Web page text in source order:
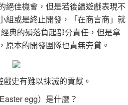
絕佳機會，但是若後續遊戲表現不
組或是終止開發，「在商言商」就
典的殞落負起部分責任，但是拿
原本的開發團隊也責無旁貸。
史有難以抹滅的貢獻。
egg）是什麼？